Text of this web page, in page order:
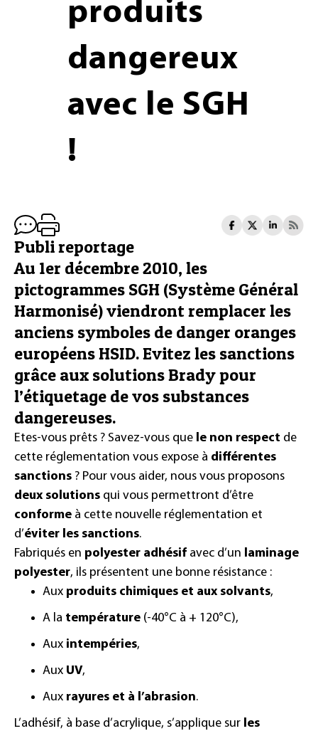
produits
dangereux
avec le SGH
!
Publi reportage
Au 1er décembre 2010, les
pictogrammes SGH (Système Général
Harmonisé) viendront remplacer les
anciens symboles de danger oranges
européens HSID. Evitez les sanctions
grâce aux solutions Brady pour
l’étiquetage de vos substances
dangereuses.
Etes-vous prêts ? Savez-vous que le non respect de
cette réglementation vous expose à différentes
sanctions ? Pour vous aider, nous vous proposons
deux solutions qui vous permettront d’être
conforme à cette nouvelle réglementation et
d’éviter les sanctions.
Fabriqués en polyester adhésif avec d’un laminage
polyester, ils présentent une bonne résistance :
Aux produits chimiques et aux solvants,
A la température (-40°C à + 120°C),
Aux intempéries,
Aux UV,
Aux rayures et à l’abrasion.
L’adhésif, à base d’acrylique, s’applique sur les